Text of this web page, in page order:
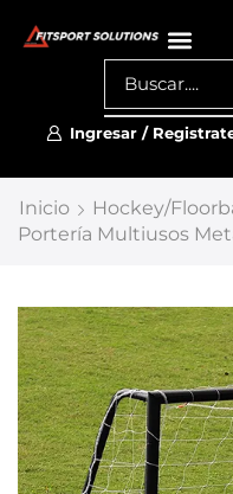
Ingresar /
Inicio Hockey/
Portería Multiusos